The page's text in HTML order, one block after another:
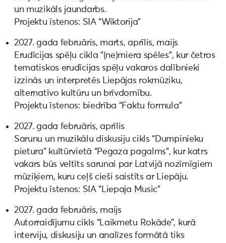
un muzikāls jaundarbs.
Projektu īstenos: SIA “Wiktorija”
2027. gada februāris, marts, aprīlis, maijs
Erudīcijas spēļu cikla “(ne)miera spēles”, kur četros
tematiskos erudīcijas spēļu vakaros dalībnieki
izzinās un interpretēs Liepājas rokmūziku,
alternatīvo kultūru un brīvdomību.
Projektu īstenos: biedrība “Faktu formula”
2027. gada februāris, aprīlis
Sarunu un muzikālu diskusiju cikls “Dumpinieku
pietura” kultūrvietā “Pegaza pagalms”, kur katrs
vakars būs veltīts sarunai par Latvijā nozīmīgiem
mūziķiem, kuru ceļš cieši saistīts ar Liepāju.
Projektu īstenos: SIA “Liepaja Music”
2027. gada februāris, maijs
Autorraidījumu cikls “Laikmetu Rokāde”, kurā
interviju, diskusiju un analīzes formātā tiks